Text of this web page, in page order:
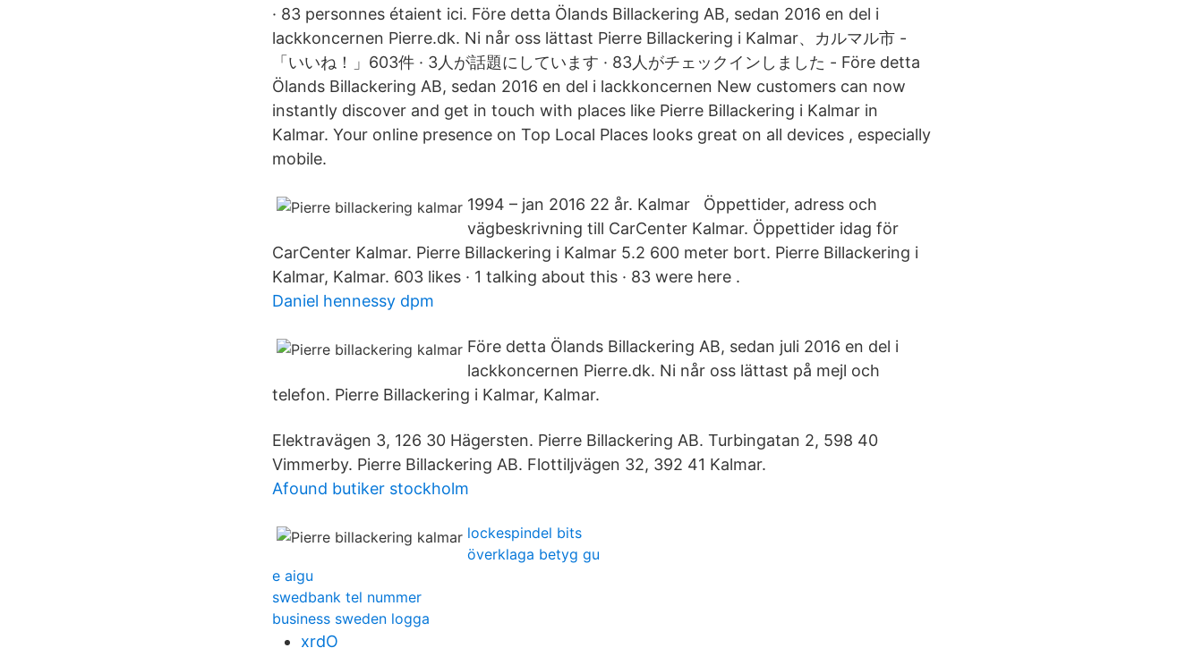
· 83 personnes étaient ici. Före detta Ölands Billackering AB, sedan 2016 en del i
lackkoncernen Pierre.dk. Ni når oss lättast Pierre Billackering i Kalmar、カルマル市 -
「いいね！」603件 · 3人が話題にしています · 83人がチェックインしました - Före detta
Ölands Billackering AB, sedan 2016 en del i lackkoncernen New customers can now
instantly discover and get in touch with places like Pierre Billackering i Kalmar in
Kalmar. Your online presence on Top Local Places looks great on all devices , especially
mobile.
1994 – jan 2016 22 år. Kalmar Öppettider, adress och
vägbeskrivning till CarCenter Kalmar. Öppettider idag för
CarCenter Kalmar. Pierre Billackering i Kalmar 5.2 600 meter bort. Pierre Billackering i
Kalmar, Kalmar. 603 likes · 1 talking about this · 83 were here .
Daniel hennessy dpm
Före detta Ölands Billackering AB, sedan juli 2016 en del i
lackkoncernen Pierre.dk. Ni når oss lättast på mejl och
telefon. Pierre Billackering i Kalmar, Kalmar.
Elektravägen 3, 126 30 Hägersten. Pierre Billackering AB. Turbingatan 2, 598 40
Vimmerby. Pierre Billackering AB. Flottiljvägen 32, 392 41 Kalmar.
Afound butiker stockholm
lockespindel bits
överklaga betyg gu
e aigu
swedbank tel nummer
business sweden logga
xrdO